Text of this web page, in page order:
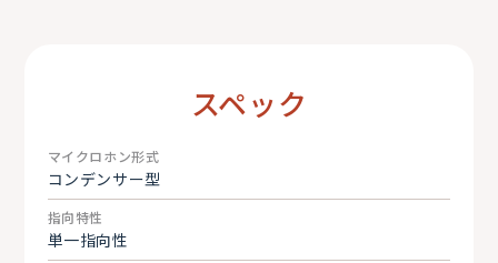
スペック
マイクロホン形式
コンデンサー型
指向特性
単一指向性